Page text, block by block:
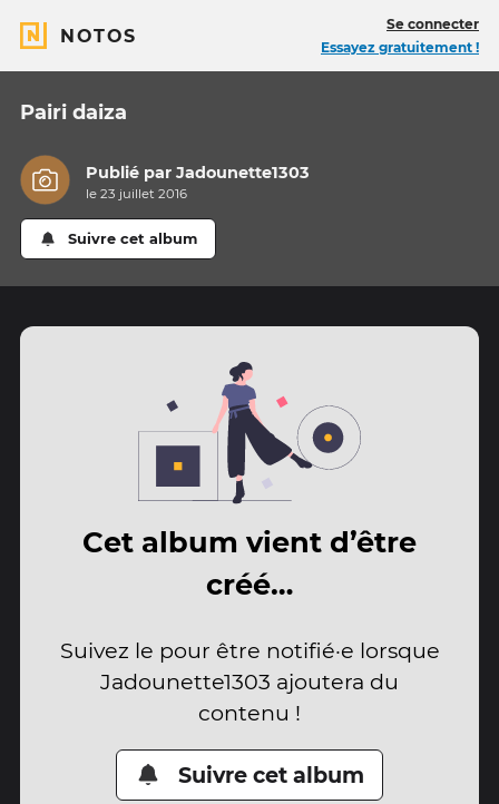
NOTOS
Se connecter
Essayez gratuitement !
Pairi daiza
Publié parJadounette1303
le 23 juillet 2016
Suivre cet album
Cet album vient d’être
créé…
Suivez le pour être notifié·e lorsque
Jadounette1303 ajoutera du
contenu !
Suivre cet album